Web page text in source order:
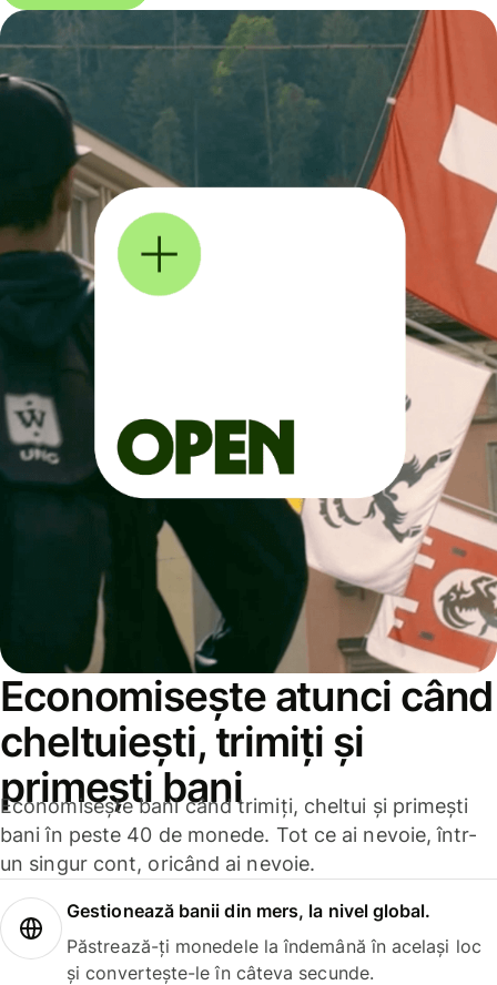
Economisește atunci când
cheltuiești, trimiți și
primești bani
Economisește bani când trimiți, cheltui și primești
bani în peste 40 de monede. Tot ce ai nevoie, într-
un singur cont, oricând ai nevoie.
Gestionează banii din mers, la nivel global.
Păstrează-ți monedele la îndemână în același loc
și convertește-le în câteva secunde.